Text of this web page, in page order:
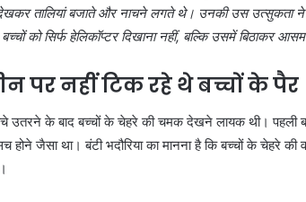
तालियां बजाते और नाचने लगते थे। उनकी उस उत्सुकता ने
को सिर्फ हेलिकॉप्टर दिखाना नहीं, बल्कि उसमें बिठाकर
पर नहीं टिक रहे थे बच्चों के पैर
उतरने के बाद बच्चों के चेहरे की चमक देखने लायक थी। पहली
होने जैसा था। बंटी भदौरिया का मानना है कि बच्चों के चेहरे